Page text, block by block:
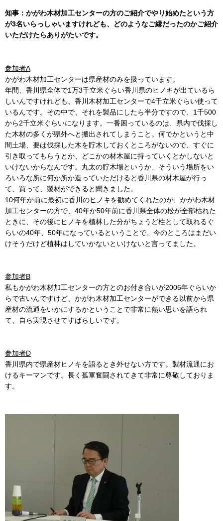
知事：かがわ木材加工センターの方のご紹介でやり始めたという方
が3名いらっしゃいますけれども、どのようなご縁だったのかご紹介
いただけたらありがたいです。
参加者A
かがわ木材加工センターは県産材のみを扱っています。
年間、香川県全体で1万3千立米ぐらい香川県のヒノキが出ているら
しいんですけれども、香川木材加工センターで4千立米ぐらい使って
いるんです。その中で、それを製品にしたら半分ですので、1千500
から2千立米ぐらいになります。一番困っているのは、県内で伐採し
た木材の多くが県外へと搬出されてしまうこと。何でかというと中
間土場、要は伐採した木を貯木しておくところがないので、すぐに
引き取ってもらうとか、どこかの材木屋に持っていくとかしないと
いけないからなんです。丸太の貯木場というか、そういう場所をい
ろいろな所に何か所か造っていただけると香川県の材木屋が行っ
て、買って、製材ができると聞きました。
10何年か前に最初に香川のヒノキを勧めてくれたのが、かがわ木材
加工センターの方で、40年か50年前に香川県全体の松が全部枯れた
ときに、その後にヒノキを植林した分がちょうど柱として取れるぐ
らいの40年、50年になっているということで、今のところはまだい
けそうだけど植林はしていかないといけないと言ってました。
参加者B
私もかがわ木材加工センターの方とのお付き合いが2006年ぐらいか
らで古いんですけど、かがわ木材加工センターができる以前から県
産材の流通をいかにするかということで非常に熱い思いを語られ
て、自ら実現させてすばらしいです。
参加者D
香川県内で県産材ヒノキを語るとき外せない方です。製材流通にお
けるキーマンです。長く孤軍奮闘されてきて非常に尊敬しておりま
す。